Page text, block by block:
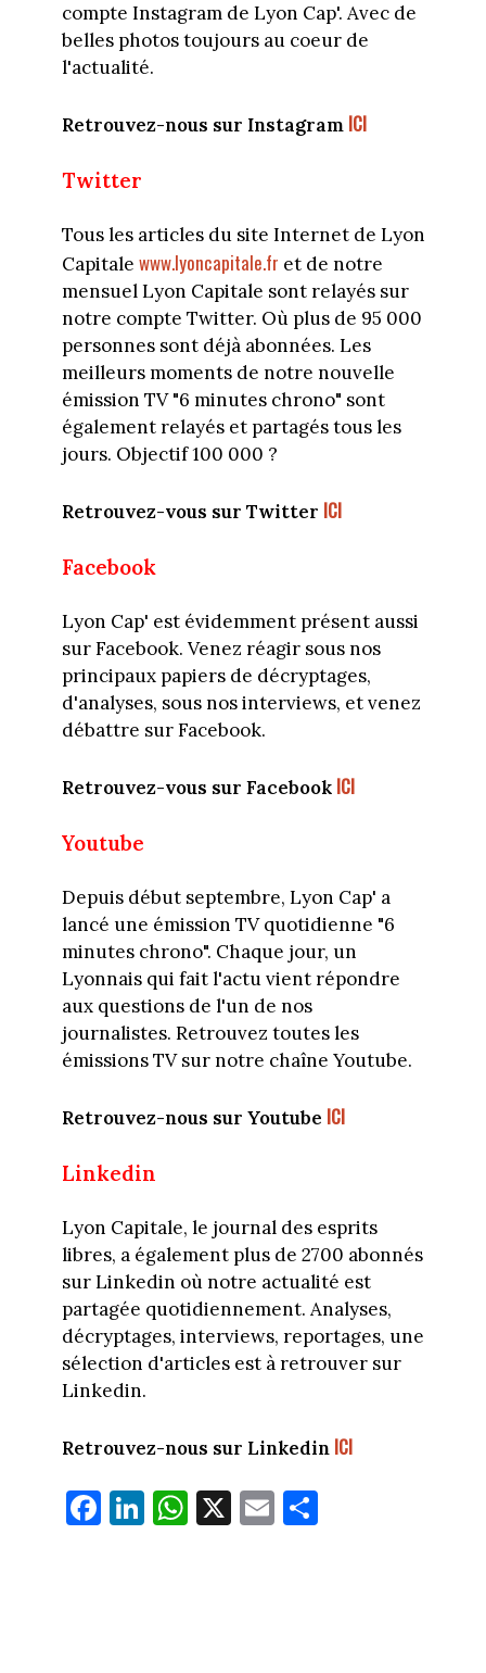
compte Instagram de Lyon Cap'. Avec de
belles photos toujours au coeur de
l'actualité.
Retrouvez-nous sur Instagram ICI
Twitter
Tous les articles du site Internet de Lyon
Capitale www.lyoncapitale.fr et de notre
mensuel Lyon Capitale sont relayés sur
notre compte Twitter. Où plus de 95 000
personnes sont déjà abonnées. Les
meilleurs moments de notre nouvelle
émission TV "6 minutes chrono" sont
également relayés et partagés tous les
jours. Objectif 100 000 ?
Retrouvez-vous sur Twitter ICI
Facebook
Lyon Cap' est évidemment présent aussi
sur Facebook. Venez réagir sous nos
principaux papiers de décryptages,
d'analyses, sous nos interviews, et venez
débattre sur Facebook.
Retrouvez-vous sur Facebook ICI
Youtube
Depuis début septembre, Lyon Cap' a
lancé une émission TV quotidienne "6
minutes chrono". Chaque jour, un
Lyonnais qui fait l'actu vient répondre
aux questions de l'un de nos
journalistes. Retrouvez toutes les
émissions TV sur notre chaîne Youtube.
Retrouvez-nous sur Youtube ICI
Linkedin
Lyon Capitale, le journal des esprits
libres, a également plus de 2700 abonnés
sur Linkedin où notre actualité est
partagée quotidiennement. Analyses,
décryptages, interviews, reportages, une
sélection d'articles est à retrouver sur
Linkedin.
Retrouvez-nous sur Linkedin ICI
Fa
ce
Li
nk
W
ha
X E
m
Pa
rt